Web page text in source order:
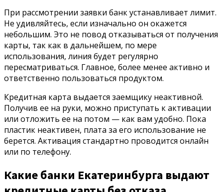
При рассмотрении заявки банк устанавливает лимит.
Не удивляйтесь, если изначально он окажется
небольшим. Это не повод отказываться от получения
карты, так как в дальнейшем, по мере
использования, линия будет регулярно
пересматриваться. Главное, более менее активно и
ответственно пользоваться продуктом.
Кредитная карта выдается заемщику неактивной.
Получив ее на руки, можно приступать к активации
или отложить ее на потом — как вам удобно. Пока
пластик неактивен, плата за его использование не
берется. Активация стандартно проводится онлайн
или по телефону.
Какие банки Екатеринбурга выдают